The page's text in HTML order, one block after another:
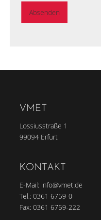
Absenden
VMET
Lossiusstraße 1
99094 Erfurt
KONTAKT
E-Mail: info@vmet.de
Tel.: 0361 6759-0
Fax: 0361 6759-222